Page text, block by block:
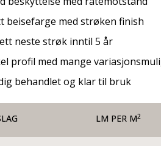
beisefarge med strøken finish
neste strøk inntil 5 år
profil med mange
behandlet og klar til bruk
LM PER M2